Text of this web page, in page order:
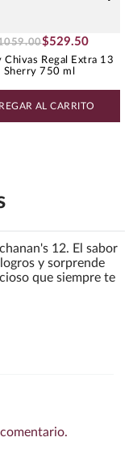
$529.50
.00
Chivas Regal Extra 13
Sherry 750 ml
AL CARRITO
12. El sabor
y sorprende
que siempre te